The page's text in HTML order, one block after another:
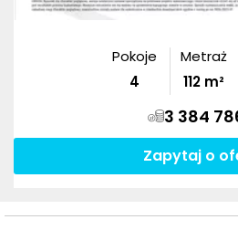
Pokoje
4
Metraż
112 m²
3 384
Zapytaj o